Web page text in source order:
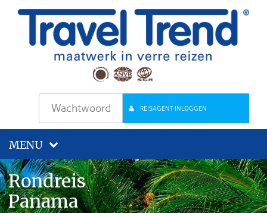
REISAGENT INLOGGEN
MENU
Rondreis
Panama